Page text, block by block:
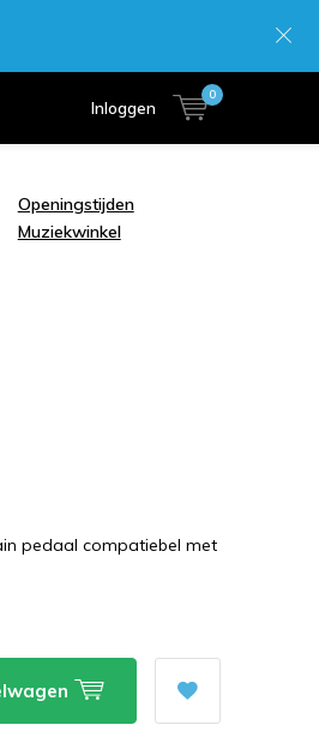
Inloggen
0
Openingstijden
Muziekwinkel
pedaal compatiebel met